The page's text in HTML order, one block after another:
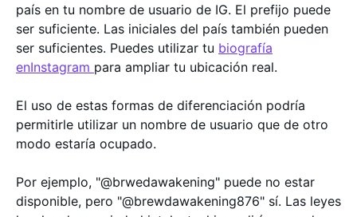
país en tu nombre de usuario de IG. El prefijo puede
ser suficiente. Las iniciales del país también pueden
ser suficientes. Puedes utilizar tu biografía
enInstagram para ampliar tu ubicación real.
El uso de estas formas de diferenciación podría
permitirle utilizar un nombre de usuario que de otro
modo estaría ocupado.
Por ejemplo, "@brwedawakening" puede no estar
disponible, pero "@brewdawakening876" sí. Las leyes